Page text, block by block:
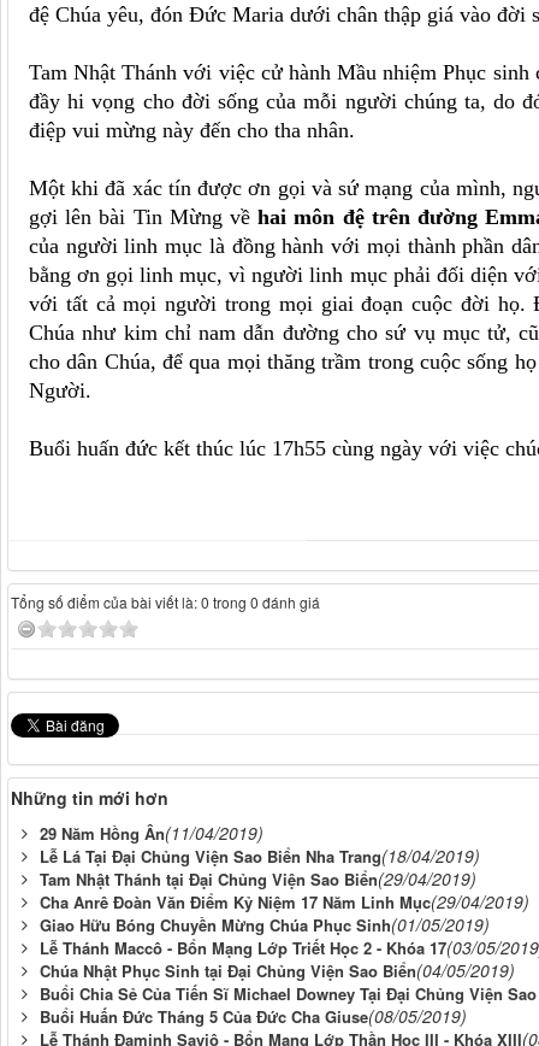
đệ Chúa yêu, đón Đức Maria dưới chân thập giá vào đời
Tam Nhật Thánh với việc cử hành Mầu nhiệm Phục
đầy hi vọng cho đời sống của mỗi người chúng ta, do
điệp vui mừng này đến cho tha nhân.
Một khi đã xác tín được ơn gọi và sứ mạng của mình,
gợi lên bài Tin Mừng vềhai môn đệ trên đường
của người linh mục là đồng hành với mọi thành phần
bằng ơn gọi linh mục, vì người linh mục phải đối diện
với tất cả mọi người trong mọi giai đoạn cuộc đời họ.
Chúa như kim chỉ nam dẫn đường cho sứ vụ mục tử,
cho dân Chúa, để qua mọi thăng trầm trong cuộc sống
Người.
Buổi huấn đức kết thúc lúc 17h55 cùng ngày với việc
Tổng số điểm của bài viết là: 0 trong 0 đánh giá
Những tin mới hơn
29 Năm Hồng Ân(11/04/2019)
Lễ Lá Tại Đại Chủng Viện Sao Biển Nha Trang(18/04/2019)
Tam Nhật Thánh tại Đại Chủng Viện Sao Biển(29/04/2019)
Cha Anrê Đoàn Văn Điểm Kỷ Niệm 17 Năm Linh Mục(29/04/2019)
Giao Hữu Bóng Chuyền Mừng Chúa Phục Sinh(01/05/2019)
Lễ Thánh Maccô - Bổn Mạng Lớp Triết Học 2 - Khóa 17(03/05/
Chúa Nhật Phục Sinh tại Đại Chủng Viện Sao Biển(04/05/2019)
Buổi Chia Sẻ Của Tiến Sĩ Michael Downey Tại Đại Chủng Viện
Buổi Huấn Đức Tháng 5 Của Đức Cha Giuse(08/05/2019)
Lễ Thánh Đaminh Saviô - Bổn Mạng Lớp Thần Học III - Khóa XIII